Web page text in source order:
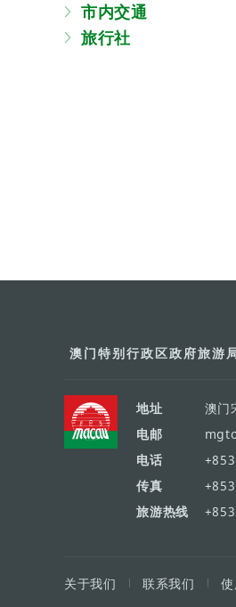
市内交通
旅行社
澳门特别行政区政府旅游
地址
澳门
电邮
电话
传真
旅游热线
关于我们 联系我们